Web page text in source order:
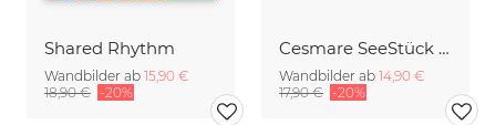
Shared Rhythm
Wandbilder ab 15,90 €
18,90 € -20%
Cesmare SeeStück No.09
Wandbilder ab 14,90 €
17,90 € -20%